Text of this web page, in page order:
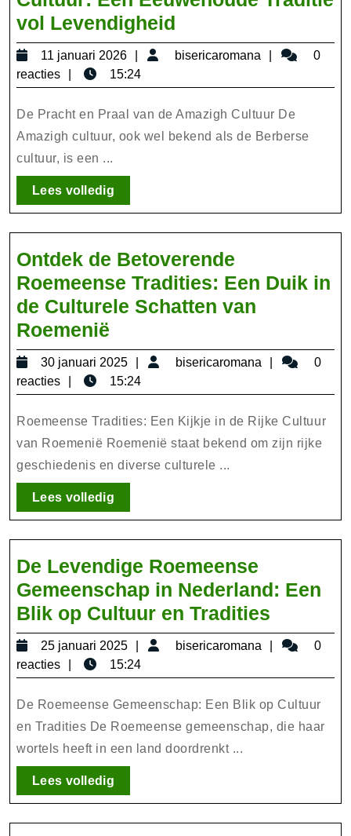
vol Levendigheid
Pracht
de
Amazigh
Cultuur:
Traditie
vol
Levendigheid
11 januari 2026
11
2026
bisericaromana
0
reacties
15:24
De Pracht en Praal van de Amazigh Cultuur De
Amazigh cultuur, ook wel bekend als de Berberse
cultuur, is een ...
Lees volledigLees
volledig
Ontdek de Betoverende
Roemeense Tradities: Een Duik in
de Culturele Schatten van
Roemenië
de
Betoverende
Roemeense
Tradities:
Een
Duik
in
de
Culturele
Schatten
van
Roemenië
30 januari 2025
30
2025
bisericaromana
0
reacties
15:24
Roemeense Tradities: Een Kijkje in de Rijke Cultuur
van Roemenië Roemenië staat bekend om zijn rijke
geschiedenis en diverse culturele ...
Lees volledigLees
volledig
De Levendige Roemeense
Gemeenschap in Nederland: Een
Blik op Cultuur en Tradities
in
op
Cultuur
25 januari 2025
25
2025
bisericaromana
0
reacties
15:24
De Roemeense Gemeenschap: Een Blik op Cultuur
en Tradities De Roemeense gemeenschap, die haar
wortels heeft in een land doordrenkt ...
Lees volledigLees
volledig